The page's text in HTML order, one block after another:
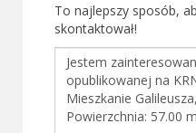
To najlepszy sposób,
skontaktował!